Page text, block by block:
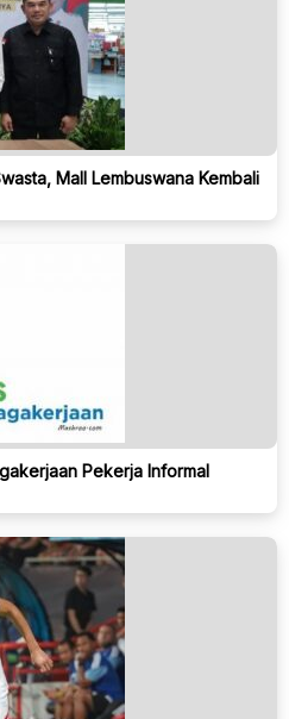
Mall Lembuswana Kembali
Pekerja Informal